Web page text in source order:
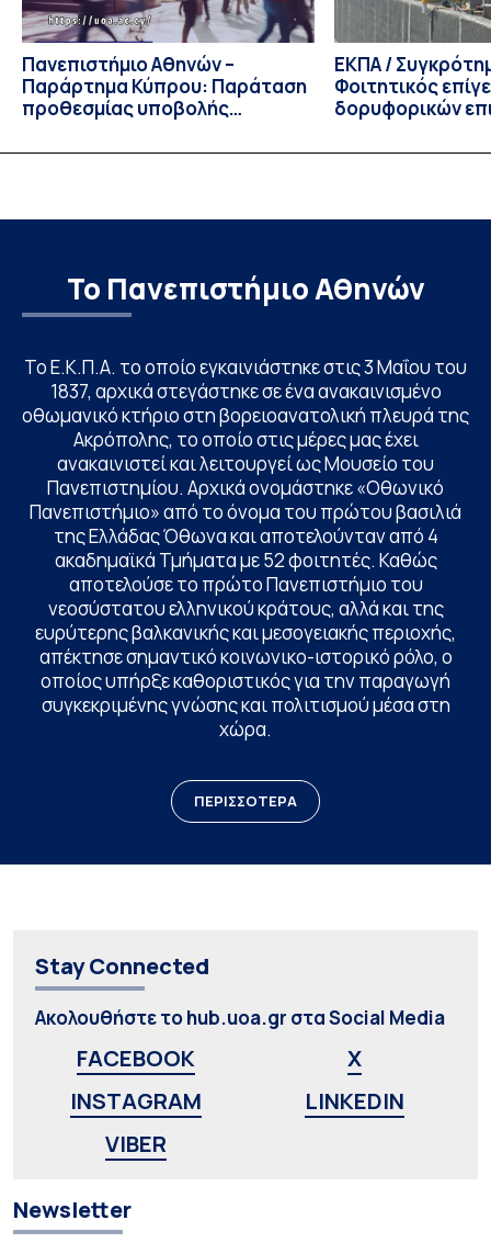
Πανεπιστήμιο Αθηνών –
Παράρτημα Κύπρου: Παράταση
προθεσμίας υποβολής
υποψηφίων
ΕΚΠΑ /
Φοιτητικός
δορυφορικών
Το Πανεπιστήμιο Αθηνών
Το Ε.Κ.Π.Α. το οποίο εγκαινιάστηκε στις 3 Μαΐου του
1837, αρχικά στεγάστηκε σε ένα ανακαινισμένο
οθωμανικό κτήριο στη βορειοανατολική πλευρά της
Ακρόπολης, το οποίο στις μέρες μας έχει
ανακαινιστεί και λειτουργεί ως Μουσείο του
Πανεπιστημίου. Αρχικά ονομάστηκε «Οθωνικό
Πανεπιστήμιο» από το όνομα του πρώτου βασιλιά
της Ελλάδας Όθωνα και αποτελούνταν από 4
ακαδημαϊκά Τμήματα με 52 φοιτητές. Καθώς
αποτελούσε το πρώτο Πανεπιστήμιο του
νεοσύστατου ελληνικού κράτους, αλλά και της
ευρύτερης βαλκανικής και μεσογειακής περιοχής,
απέκτησε σημαντικό κοινωνικο-ιστορικό ρόλο, ο
οποίος υπήρξε καθοριστικός για την παραγωγή
συγκεκριμένης γνώσης και πολιτισμού μέσα στη
χώρα.
ΠΕΡΙΣΣΟΤΕΡΑ
Stay Connected
Ακολουθήστε το hub.uoa.gr στα Social Media
FACEBOOK
X
INSTAGRAM
LINKEDIN
VIBER
Newsletter